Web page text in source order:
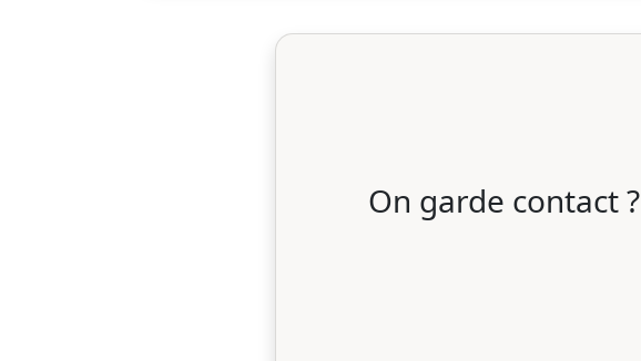
On garde contact ?